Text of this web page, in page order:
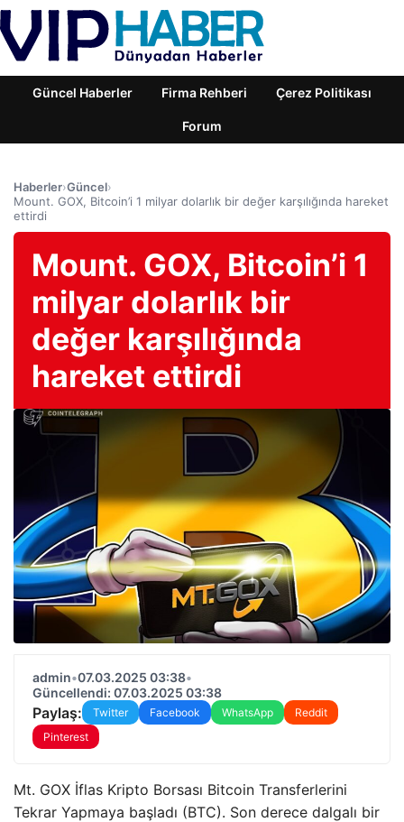
Güncel Haberler Firma Rehberi Çerez Politikası
Forum
Haberler›Güncel›
Mount. GOX, Bitcoin’i 1 milyar dolarlık bir değer karşılığında hareket
ettirdi
Mount. GOX, Bitcoin’i 1
milyar dolarlık bir
değer karşılığında
hareket ettirdi
admin•07.03.2025 03:38•
Güncellendi: 07.03.2025 03:38
Paylaş: Twitter Facebook WhatsApp
Reddit
Pinterest
Mt. GOX İflas Kripto Borsası Bitcoin Transferlerini
Tekrar Yapmaya başladı (BTC). Son derece dalgalı bir